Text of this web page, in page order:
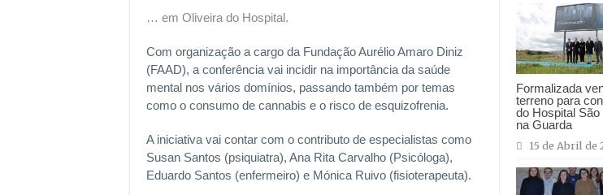
Formalizada
terreno para
do Hospital São
na Guarda
15 de Abril de
… em Oliveira do Hospital.
Com organização a cargo da Fundação Aurélio Amaro Diniz
(FAAD), a conferência vai incidir na importância da saúde
mental nos vários domínios, passando também por temas
como o consumo de cannabis e o risco de esquizofrenia.
A iniciativa vai contar com o contributo de especialistas como
Susan Santos (psiquiatra), Ana Rita Carvalho (Psicóloga),
Eduardo Santos (enfermeiro) e Mónica Ruivo (fisioterapeuta).